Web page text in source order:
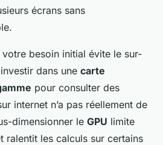
écrans sans
besoin initial évite le sur-
dans une carte
pour consulter des
internet n’a pas réellement de
dimensionner le GPU limite
ralentit les calculs sur certains